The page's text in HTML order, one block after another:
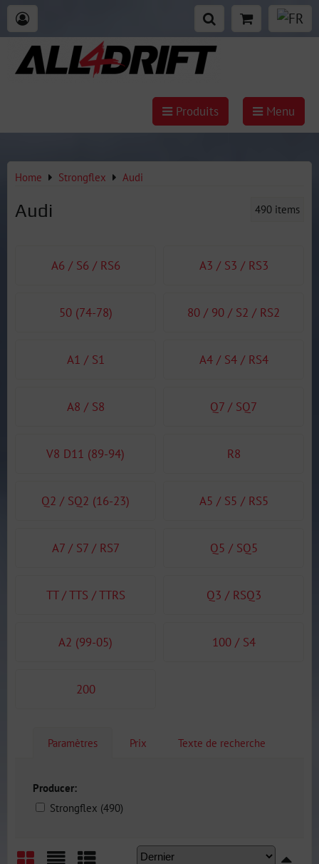
Produits Menu
Home Strongflex Audi
Audi 490 items
A6 / S6 / RS6 A3 / S3 / RS3
50 (74-78) 80 / 90 / S2 / RS2
A1 / S1 A4 / S4 / RS4
A8 / S8 Q7 / SQ7
V8 D11 (89-94) R8
Q2 / SQ2 (16-23) A5 / S5 / RS5
A7 / S7 / RS7 Q5 / SQ5
TT / TTS / TTRS Q3 / RSQ3
A2 (99-05) 100 / S4
200
Paramètres Prix Texte de recherche
Producer:
Strongflex (490)